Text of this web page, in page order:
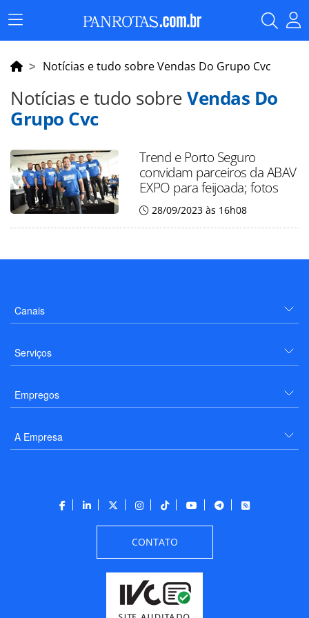
Menu
Principal
Notícias e tudo sobre Vendas Do Grupo Cvc
Notícias e tudo sobreVendas Do
Grupo Cvc
Trend e Porto Seguro
convidam parceiros da ABAV
EXPO para feijoada; fotos
28/09/2023 às 16h08
Canais
Serviços
Empregos
A Empresa
CONTATO